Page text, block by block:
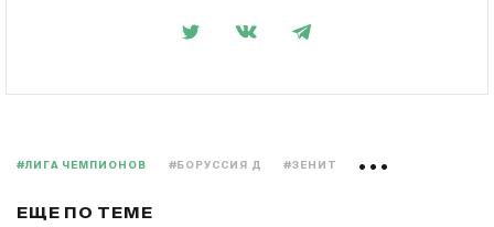
#ЛИГА ЧЕМПИОНОВ #БОРУССИЯ Д #ЗЕНИТ
ЕЩЕ ПО ТЕМЕ